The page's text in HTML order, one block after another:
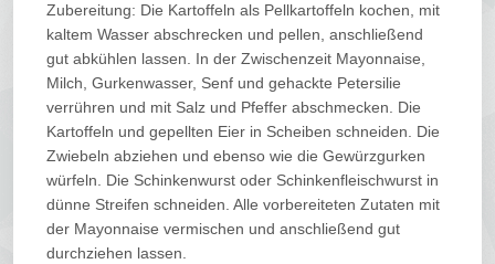
Zubereitung: Die Kartoffeln als Pellkartoffeln kochen, mit
kaltem Wasser abschrecken und pellen, anschließend
gut abkühlen lassen. In der Zwischenzeit Mayonnaise,
Milch, Gurkenwasser, Senf und gehackte Petersilie
verrühren und mit Salz und Pfeffer abschmecken. Die
Kartoffeln und gepellten Eier in Scheiben schneiden. Die
Zwiebeln abziehen und ebenso wie die Gewürzgurken
würfeln. Die Schinkenwurst oder Schinkenfleischwurst in
dünne Streifen schneiden. Alle vorbereiteten Zutaten mit
der Mayonnaise vermischen und anschließend gut
durchziehen lassen.